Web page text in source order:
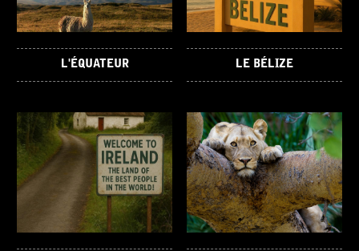
L'ÉQUATEUR LE BÉLIZE